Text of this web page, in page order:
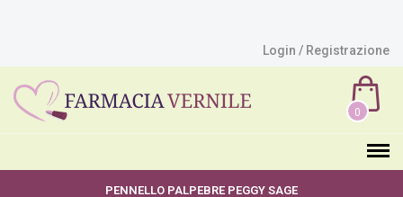
Login / Registrazione
0
PENNELLO PALPEBRE PEGGY SAGE